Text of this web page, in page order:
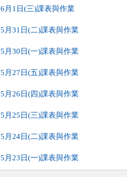
6月1日(三)課表與作業
5月31日(二)課表與作業
5月30日(一)課表與作業
5月27日(五)課表與作業
5月26日(四)課表與作業
5月25日(三)課表與作業
5月24日(二)課表與作業
5月23日(一)課表與作業